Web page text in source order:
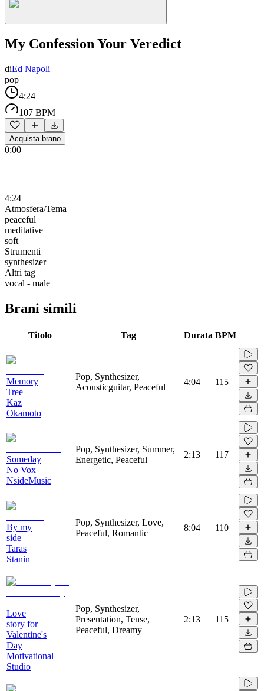
My Confession Your Veredict
diEd Napoli
pop
4:24
107 BPM
Acquista brano
0:00
4:24
Atmosfera/Tema
peaceful
meditative
soft
Strumenti
synthesizer
Altri tag
vocal - male
Brani simili
Titolo Tag Durata BPM
Memory
Tree
Kaz
Okamoto
Pop, Synthesizer,
Acousticguitar, Peaceful
4:04 115
Someday
No Vox
NsideMusic
Pop, Synthesizer, Summer,
Energetic, Peaceful
2:13 117
By my
side
Taras
Stanin
Pop, Synthesizer, Love,
Peaceful, Romantic
8:04 110
Love
story for
Valentine's
Day
Motivational
Studio
Pop, Synthesizer,
Presentation, Tense,
Peaceful, Dreamy
2:13 115